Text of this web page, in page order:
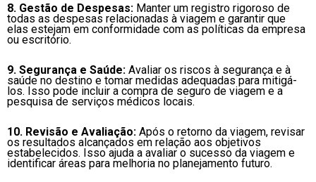
8. Gestão de Despesas: Manter um registro rigoroso de
todas as despesas relacionadas à viagem e garantir que
elas estejam em conformidade com as políticas da empresa
ou escritório.
9. Segurança e Saúde: Avaliar os riscos à segurança e à
saúde no destino e tomar medidas adequadas para mitigá-
los. Isso pode incluir a compra de seguro de viagem e a
pesquisa de serviços médicos locais.
10. Revisão e Avaliação: Após o retorno da viagem, revisar
os resultados alcançados em relação aos objetivos
estabelecidos. Isso ajuda a avaliar o sucesso da viagem e
identificar áreas para melhoria no planejamento futuro.